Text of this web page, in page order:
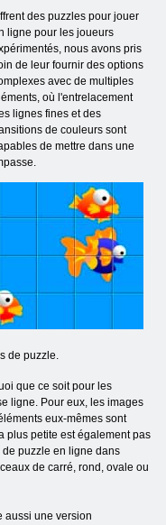
des puzzles pour jouer
ligne pour les joueurs
nous avons pris
de leur fournir des options
avec de multiples
où l'entrelacement
lignes fines et des
de couleurs sont
de mettre dans une
de puzzle.
que ce soit pour les
ligne. Pour eux, les images
eux-mêmes sont
plus petite est également pas
puzzle en ligne dans
de carré, rond, ovale ou
aussi une version